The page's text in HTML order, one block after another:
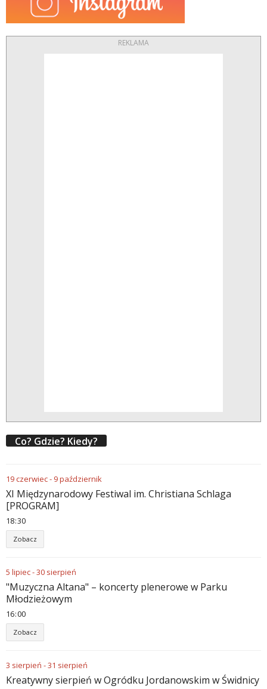
REKLAMA
Co? Gdzie? Kiedy?
19czerwiec- 9październik
XI Międzynarodowy Festiwal im. Christiana Schlaga
[PROGRAM]
18 30
Zobacz
5 lipiec-30 sierpień
"Muzyczna Altana" – koncerty plenerowe w Parku
Młodzieżowym
16 00
Zobacz
3 sierpień -31 sierpień
Kreatywny sierpień w Ogródku Jordanowskim w Świdnicy